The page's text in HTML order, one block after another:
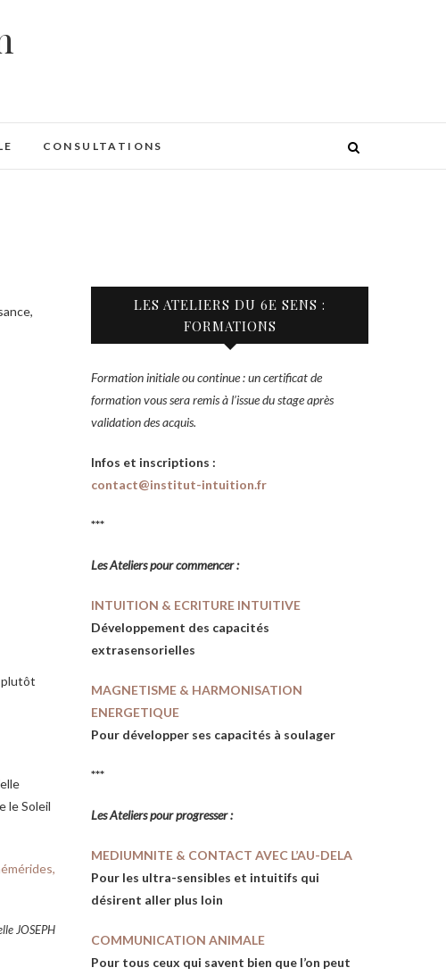
CONSULTATIONS
plutôt
le Soleil
JOSEPH
LES ATELIERS DU 6E SENS :
FORMATIONS
Formation initiale ou continue : un certificat de
formation vous sera remis à l’issue du stage après
validation des acquis.
Infos et inscriptions :
contact@institut-intuition.fr
***
Les Ateliers pour commencer :
INTUITION & ECRITURE INTUITIVE
Développement des capacités
extrasensorielles
MAGNETISME & HARMONISATION
ENERGETIQUE
Pour développer ses capacités à soulager
***
Les Ateliers pour progresser :
MEDIUMNITE & CONTACT AVEC L’AU-DELA
Pour les ultra-sensibles et intuitifs qui
désirent aller plus loin
COMMUNICATION ANIMALE
Pour tous ceux qui savent bien que l’on peut